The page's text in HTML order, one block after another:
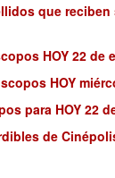
que reciben
HOY 22 de
HOY
para HOY 22
de